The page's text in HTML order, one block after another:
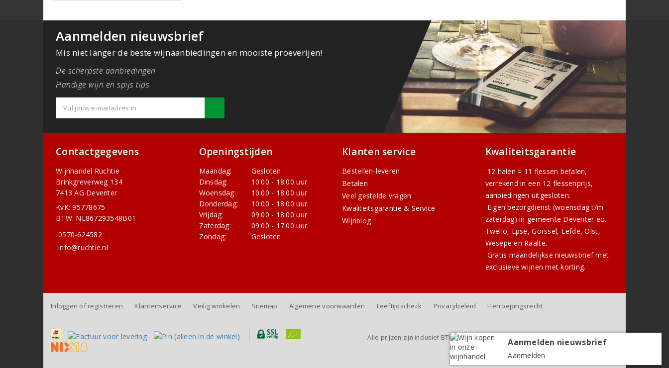
Aanmelden nieuwsbrief
Mis niet langer de beste wijnaanbiedingen en mooiste proeverijen!
De scherpste aanbiedingen
Handige wijn en spijs tips
Contactgegevens
Wijnhandel Ruchtie
Brinkgreverweg 134
7413 AG Deventer
KvK: 95778675
BTW: NL867293548B01
0570-624582
info@ruchtie.nl
Openingstijden
Maandag:
Gesloten
Dinsdag:
10:00 - 18:00 uur
Woensdag:
10:00 - 18:00 uur
Donderdag:
10:00 - 18:00 uur
Vrijdag:
09:00 - 18:00 uur
Zaterdag:
09:00 - 17:00 uur
Zondag:
Gesloten
Klanten service
Bestellen-leveren
Betalen
Veel gestelde vragen
Kwaliteitsgarantie & Service
Wijnblog
Kwaliteitsgarantie
12 halen = 11 flessen betalen,
verrekend in een 12 flessenprijs,
aanbiedingen uitgesloten.
Eigen bezorgdienst (woensdag t/m
zaterdag) in gemeente Deventer eo.
Twello, Epse, Gorssel, Eefde, Olst,
Wesepe en Raalte.
Gratis maandelijkse nieuwsbriefmet
exclusieve wijnen met korting.
Inloggen of registreren Klantenservice Veilig winkelen Sitemap Algemene voorwaarden Leeftijdscheck Privacybeleid Herroepingsrecht
Alle prijzen zijn inclusief BTW, exclusief eventuele verzendkosten (voor orders tot 6
flessen)
Aanmelden nieuwsbrief
Aanmelden